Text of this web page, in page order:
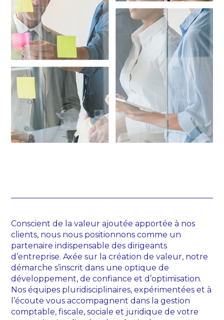
Conscient de la valeur ajoutée apportée à nos
clients, nous nous positionnons comme un
partenaire indispensable des dirigeants
d’entreprise. Axée sur la création de valeur, notre
démarche s’inscrit dans une optique de
développement, de confiance et d’optimisation.
Nos équipes pluridisciplinaires, expérimentées et à
l’écoute vous accompagnent dans la gestion
comptable, fiscale, sociale et juridique de votre